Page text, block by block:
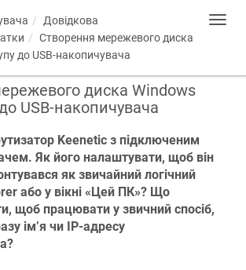
Довідкова
Створення мережевого диска
до USB-накопичувача
диска Windows
USB-накопичувача
Keenetic з підключеним
Як його налаштувати, щоб він
як звичайний логічний
або у вікні «Цей ПК»? Що
щоб працювати у звичний спосіб,
ім’я чи IP-адресу